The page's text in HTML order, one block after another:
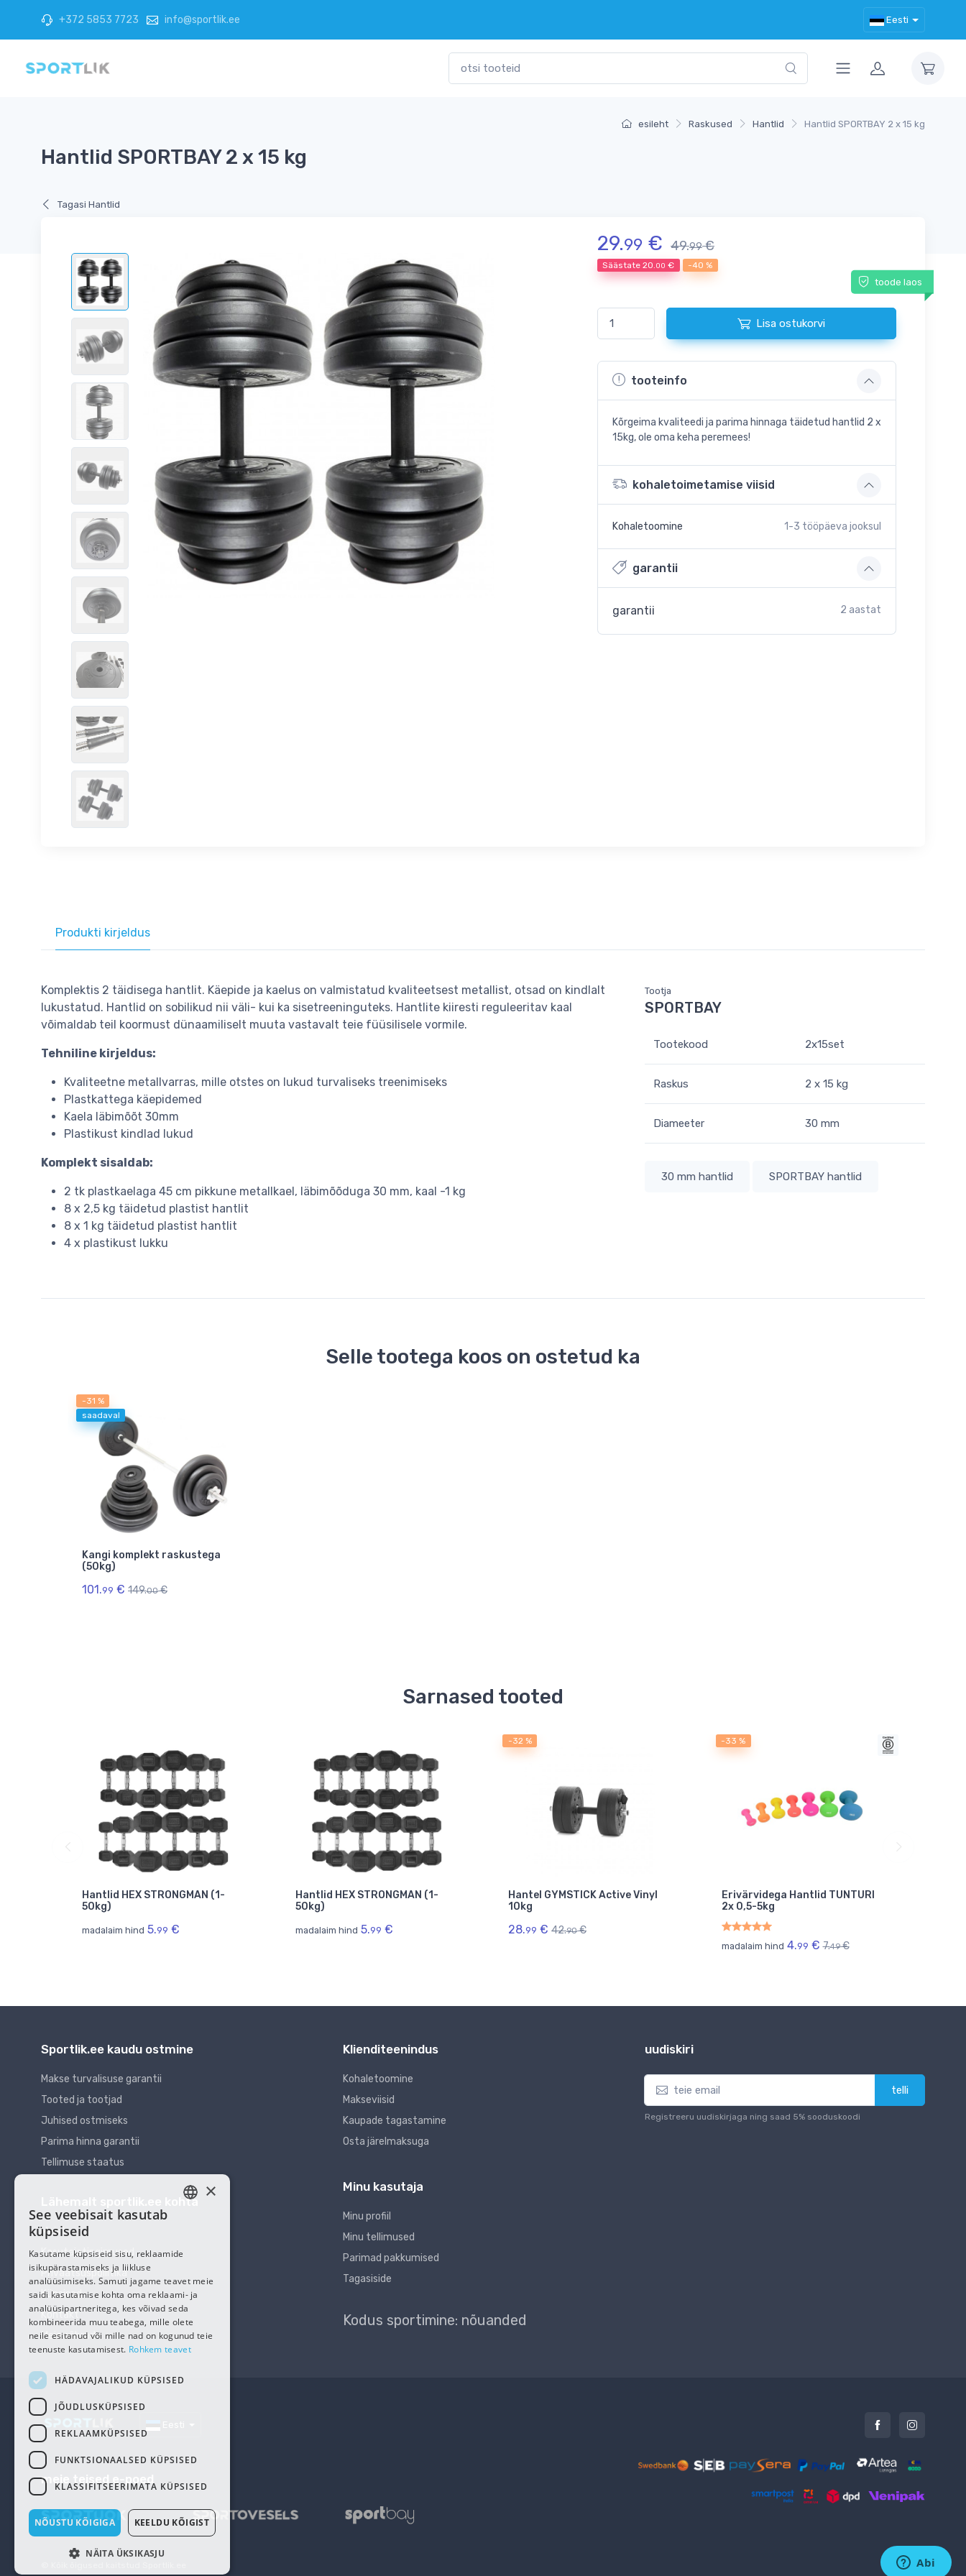
+372 5853 7723 info@sportlik.ee Eesti
esileht Raskused Hantlid Hantlid SPORTBAY 2 x 15 kg
Hantlid SPORTBAY 2 x 15 kg
Tagasi Hantlid
29.99 € 49.99€
Säästate20.00 € -40 %
toode laos
Lisa ostukorvi
tooteinfo
Kõrgeima kvaliteedi ja parima hinnaga täidetud hantlid 2 x
15kg, ole oma keha peremees!
kohaletoimetamise viisid
Kohaletoomine 1-3 tööpäeva jooksul
garantii
garantii 2 aastat
Produkti kirjeldus
Komplektis 2 täidisega hantlit. Käepide ja kaelus on valmistatud kvaliteetsest metallist, otsad on kindlalt
lukustatud. Hantlid on sobilikud nii väli- kui ka sisetreeninguteks. Hantlite kiiresti reguleeritav kaal
võimaldab teil koormust dünaamiliselt muuta vastavalt teie füüsilisele vormile.
Tehniline kirjeldus:
Kvaliteetne metallvarras, mille otstes on lukud turvaliseks treenimiseks
Plastkattega käepidemed
Kaela läbimõõt 30mm
Plastikust kindlad lukud
Komplekt sisaldab:
2 tk plastkaelaga 45 cm pikkune metallkael, läbimõõduga 30 mm, kaal -1 kg
8 x 2,5 kg täidetud plastist hantlit
8 x 1 kg täidetud plastist hantlit
4 x plastikust lukku
Tootja
SPORTBAY
Tootekood 2x15set
Raskus 2 x 15 kg
Diameeter 30 mm
30 mm hantlid SPORTBAY hantlid
Selle tootega koos on ostetud ka
-31 %
saadaval
Kangi komplekt raskustega
(50kg)
101.99 € 149.00€
Sarnased tooted
Hantlid HEX STRONGMAN (1-
50kg)
madalaim hind 5.99 €
Hantlid HEX STRONGMAN (1-
50kg)
madalaim hind 5.99 €
-32 %
Hantel GYMSTICK Active Vinyl
10kg
28.99 € 42.90€
-33 %
Erivärvidega Hantlid TUNTURI
2x 0,5-5kg
madalaim hind 4.99 €7.49€
Sportlik.ee kaudu ostmine
Makse turvalisuse garantii
Tooted ja tootjad
Juhised ostmiseks
Parima hinna garantii
Tellimuse staatus
Lähemalt sportlik.ee kohta
Meist
Kasutajatingimused
Privaatsuspoliitika
Küpsised
Kontakt
Meie sõbrad
Klienditeenindus
Kohaletoomine
Makseviisid
Kaupade tagastamine
Osta järelmaksuga
Minu kasutaja
Minu profiil
Minu tellimused
Parimad pakkumised
Tagasiside
Kodus sportimine: nõuanded
uudiskiri
telli
Registreeru uudiskirjaga ning saad 5% sooduskoodi
meie teised e-poed
×
See veebisait kasutab
küpsiseid
Kasutame küpsiseid sisu, reklaamide
isikupärastamiseks ja liikluse
analüüsimiseks. Samuti jagame teavet meie
saidi kasutamise kohta oma reklaami- ja
analüüsipartneritega, kes võivad seda
kombineerida muu teabega, mille olete
neile esitanud või mille nad on kogunud teie
teenuste kasutamisest. Rohkem teavet
HÄDAVAJALIKUD KÜPSISED
JÕUDLUSKÜPSISED
REKLAAMKÜPSISED
FUNKTSIONAALSED KÜPSISED
KLASSIFITSEERIMATA KÜPSISED
NÕUSTU KÕIGIGA KEELDU KÕIGIST
NÄITA ÜKSIKASJU